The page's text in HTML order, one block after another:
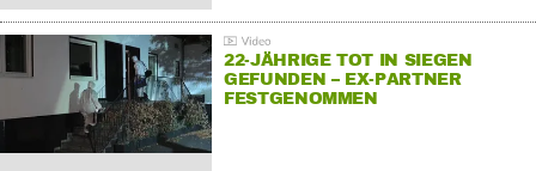
22-JÄHRIGE TOT IN SIEGEN
GEFUNDEN – EX-PARTNER
FESTGENOMMEN